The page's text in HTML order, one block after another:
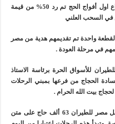
استكمالا لهذا التقليد السنوي مع وداع اول أفواج الحج تم رد 50% من قيمة
في السحب العلني
لقطعة واحدة تم تقديمهم هدية من مصر
في مرحلة العودة .
للأسواق الحرة برئاسة الاستاذ
الحجاج من فرعها بمبني الرحلات
بيت الله الحرام .
جدير بالذكر أنه من المخطط أن تنقل مصر للطيران 63 ألف حاج على متن